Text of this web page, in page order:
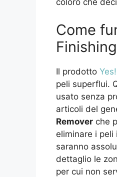
coloro che
Come
Il prodotto
peli superflui.
usato senza
articoli del
Remover che
eliminare i
saranno
dettaglio le
per cui non